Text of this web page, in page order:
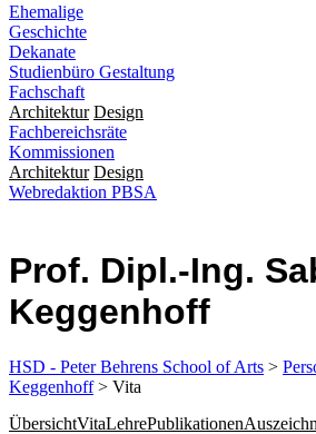
Ehemalige
Geschichte
Dekanate
Studienbüro Gestaltung
Fachschaft
Architektur Design
Fachbereichsräte
Kommissionen
Architektur Design
Webredaktion PBSA
Prof. Dipl.-Ing.
Keggenhoff
HSD - Peter Behrens School of Arts >
Keggenhoff> Vita
ÜbersichtVitaLehrePublikationen